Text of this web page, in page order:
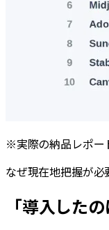
※実際の納品レポー
なぜ現在地把握が必
「導入した